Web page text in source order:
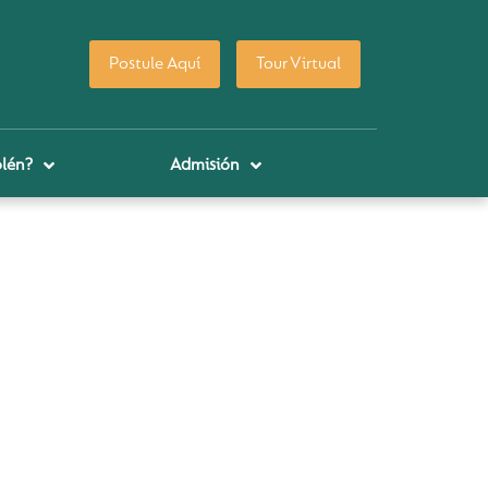
Postule Aquí Tour Virtual
Admisión